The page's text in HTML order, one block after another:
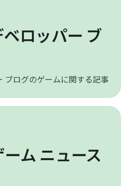
ロッパー ブ
ブログのゲームに関する記事
ム ニュース